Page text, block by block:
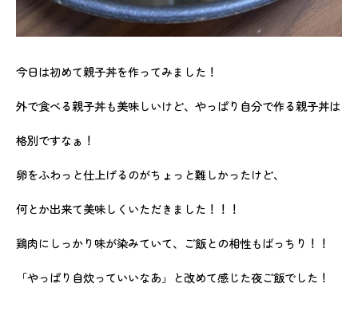
今日は初めて親子丼を作ってみました！
外で食べる親子丼も美味しいけど、やっぱり自分で作る親子丼は
格別ですなぁ！
卵をふわっと仕上げるのがちょっと難しかったけど、
何とか出来て美味しくいただきました！！！
鶏肉にしっかり味が染みていて、ご飯との相性もばっちり！！
「やっぱり自炊っていいなあ」と改めて感じた夜ご飯でした！